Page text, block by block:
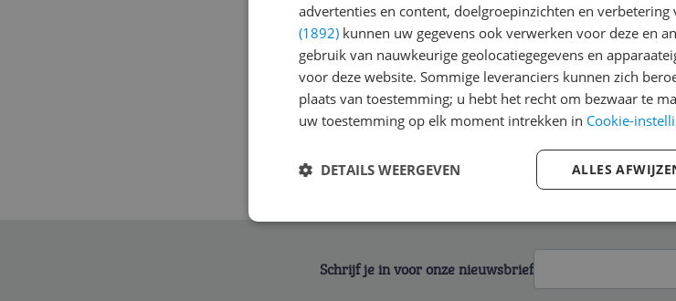
Ik
Ik
Schrijf je in voor onze nieuwsbrief
advertenties en content, doelgroepinzichten en verbetering
(1892) kunnen uw gegevens ook verwerken voor deze en
gebruik van nauwkeurige geolocatiegegevens en
voor deze website. Sommige leveranciers kunnen zich
plaats van toestemming; u hebt het recht om bezwaar te
uw toestemming op elk moment intrekken in Cookie-
ALLES
DETAILS WEERGEVEN